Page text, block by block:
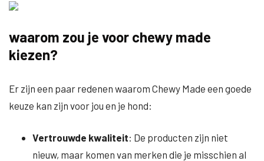
waarom zou je voor chewy made
kiezen?
Er zijn een paar redenen waarom Chewy Made een goede
keuze kan zijn voor jou en je hond:
Vertrouwde kwaliteit: De producten zijn niet
nieuw, maar komen van merken die je misschien al